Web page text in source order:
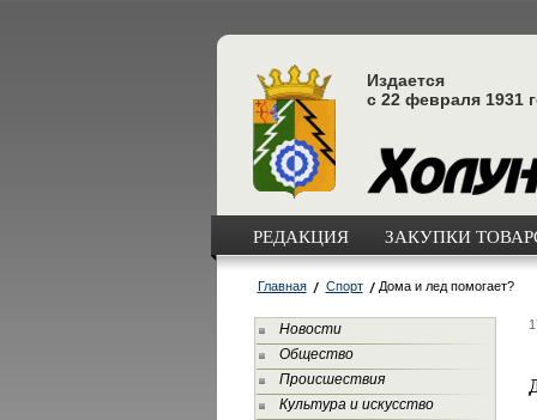
Издается
с 22 февраля 1931
РЕДАКЦИЯ ЗАКУПКИ
Главная Спорт Дома и лед помогает?
Новости
Общество
Происшествия
Культура и искусство